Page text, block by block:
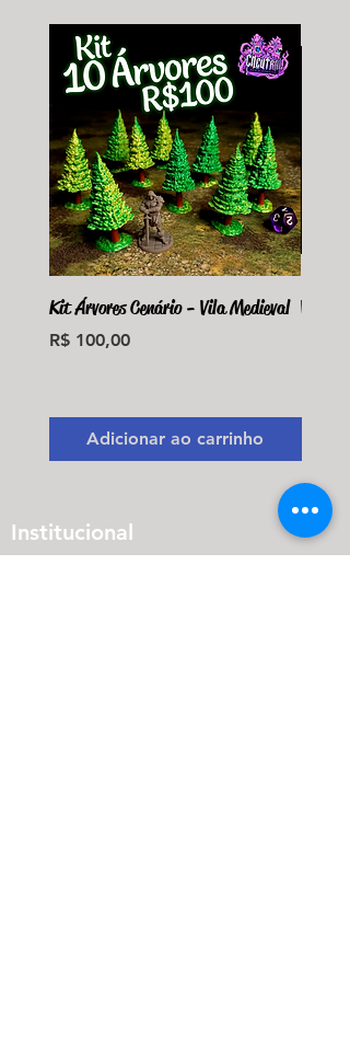
Kit Árvores Cenário - Vila Medieval
Preço
R$ 100,00
Adicionar ao carrinho
Violet
Institucional